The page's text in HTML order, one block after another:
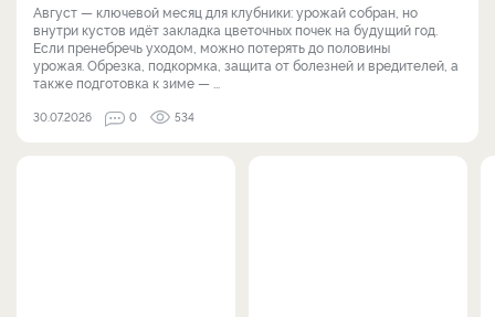
Август — ключевой месяц для клубники: урожай собран, но
внутри кустов идёт закладка цветочных почек на будущий год.
Если пренебречь уходом, можно потерять до половины
урожая. Обрезка, подкормка, защита от болезней и вредителей, а
также подготовка к зиме — ...
30.07.2026 0 534